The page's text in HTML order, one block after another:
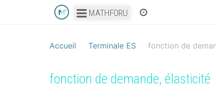
MATHFORU
Accueil Terminale ES fonction de
fonction de demande, élasticité